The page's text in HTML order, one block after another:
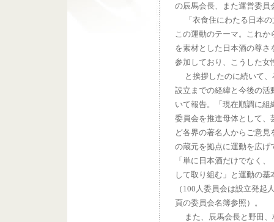
の辰馬会長、また運営委員
「衣食住にわたる日本の
この運動のテーマ。これ
を素材とした日本酒の尊
参加しており、こうした女
と挨拶したのに続いて、
設立までの経緯と今後の活
いて報告。「現在順調に組
委員会を推進母体として、
ど各界の著名人からご意
の蔵元を拠点に運動を広げ
「単に日本酒だけでなく
して取り組む」と運動の
（100人委員会は設立発起
頁の委員会名簿参照）。
また、辰馬会長と野田、